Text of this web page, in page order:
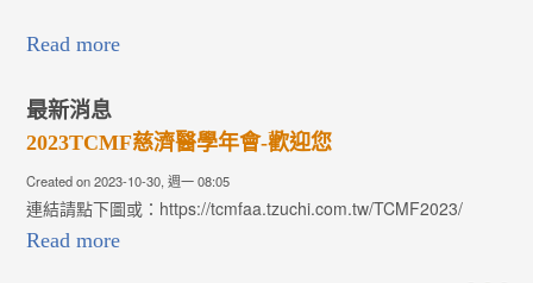
Read more
最新消息
2023TCMF慈濟醫學年會-歡迎您
Created on 2023-10-30, 週一 08:05
連結請點下圖或：https://tcmfaa.tzuchi.com.tw/TCMF2023/
Read more